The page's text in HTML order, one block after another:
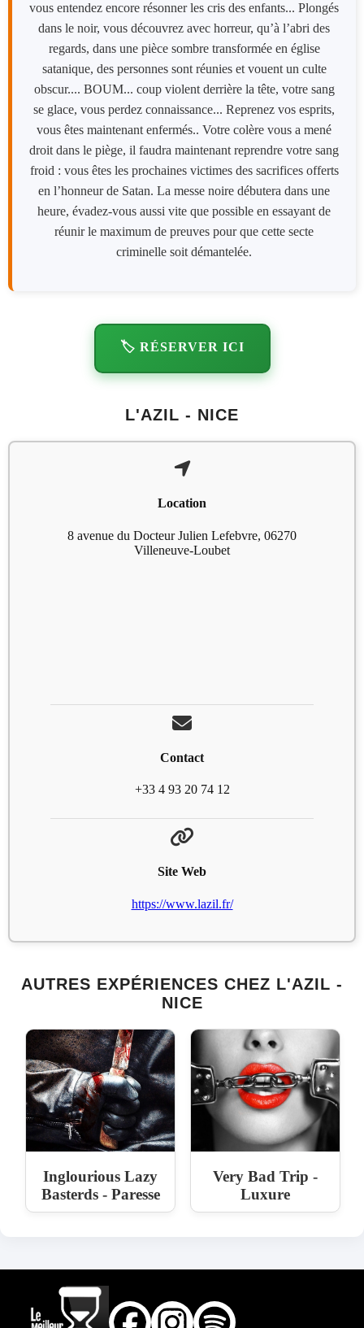
vous entendez encore résonner les cris des enfants... Plongés
dans le noir, vous découvrez avec horreur, qu’à l’abri des
regards, dans une pièce sombre transformée en église
satanique, des personnes sont réunies et vouent un culte
obscur.... BOUM... coup violent derrière la tête, votre sang
se glace, vous perdez connaissance... Reprenez vos esprits,
vous êtes maintenant enfermés.. Votre colère vous a mené
droit dans le piège, il faudra maintenant reprendre votre sang
froid : vous êtes les prochaines victimes des sacrifices offerts
en l’honneur de Satan. La messe noire débutera dans une
heure, évadez-vous aussi vite que possible en essayant de
réunir le maximum de preuves pour que cette secte
criminelle soit démantelée.
🏷️ RÉSERVER ICI
L'AZIL - NICE
Location
8 avenue du Docteur Julien Lefebvre, 06270
Villeneuve-Loubet
Contact
+33 4 93 20 74 12
Site Web
https://www.lazil.fr/
AUTRES EXPÉRIENCES CHEZ L'AZIL -
NICE
Inglourious Lazy
Basterds - Paresse
Very Bad Trip -
Luxure